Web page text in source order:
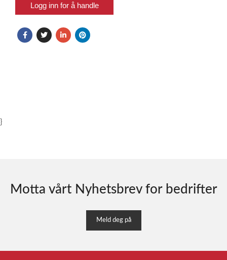
Logg inn for å handle
}
Motta vårt Nyhetsbrev for bedrifter
Meld deg på